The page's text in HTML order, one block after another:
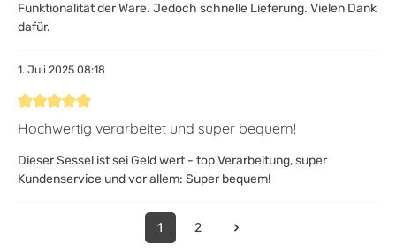
Funktionalität der Ware. Jedoch schnelle Lieferung. Vielen Dank
dafür.
1. Juli 2025 08:18
Bewertung mit 5 von 5 Sternen
Hochwertig verarbeitet und super bequem!
Dieser Sessel ist sei Geld wert - top Verarbeitung, super
Kundenservice und vor allem: Super bequem!
1 2